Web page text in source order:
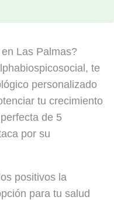
Las Palmas?
te
personalizado
tu crecimiento
de 5
por su
positivos la
para tu salud